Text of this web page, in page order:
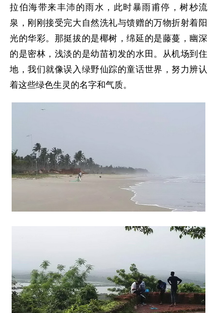
拉伯海带来丰沛的雨水，此时暴雨甫停，树杪流
泉，刚刚接受完大自然洗礼与馈赠的万物折射着阳
光的华彩。那挺拔的是椰树，绵延的是藤蔓，幽深
的是密林，浅淡的是幼苗初发的水田。从机场到住
地，我们就像误入绿野仙踪的童话世界，努力辨认
着这些绿色生灵的名字和气质。